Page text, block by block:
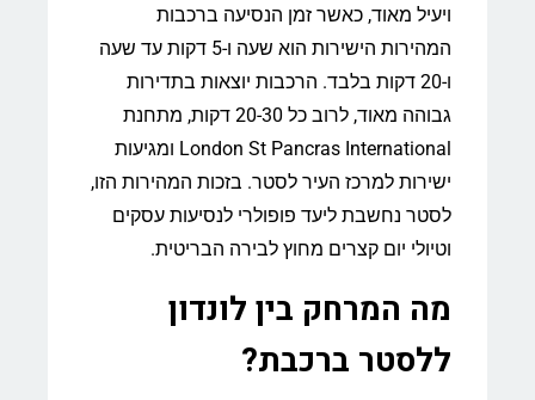
ויעיל מאוד, כאשר זמן הנסיעה ברכבות
המהירות הישירות הוא שעה ו-5 דקות עד שעה
ו-20 דקות בלבד. הרכבות יוצאות בתדירות
גבוהה מאוד, לרוב כל 20-30 דקות, מתחנת
London St Pancras International ומגיעות
ישירות למרכז העיר לסטר. בזכות המהירות הזו,
לסטר נחשבת ליעד פופולרי לנסיעות עסקים
וטיולי יום קצרים מחוץ לבירה הבריטית.
מה המרחק בין לונדון
ללסטר ברכבת?